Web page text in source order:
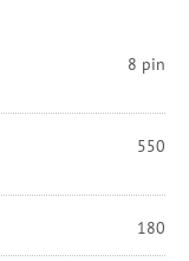
8 pin
550
180